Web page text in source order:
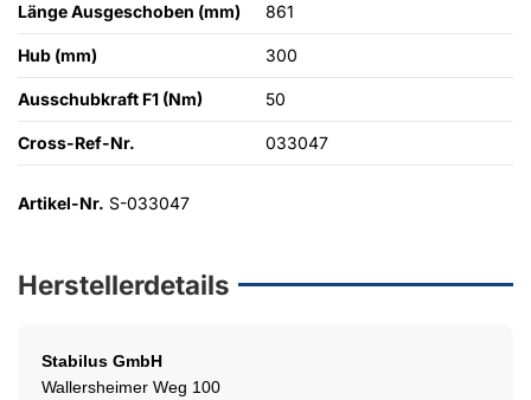
Länge Ausgeschoben (mm) 861
Hub (mm) 300
Ausschubkraft F1 (Nm) 50
Cross-Ref-Nr. 033047
Artikel-Nr. S-033047
Herstellerdetails
Stabilus GmbH
Wallersheimer Weg 100